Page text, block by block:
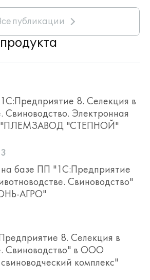
цикла;
качественных
по критериям;
ведомость (отчет) о
случек и осеменений (4-
учета опоросов и
св)", "Книга учета
ремонтного молодняка
публикации
8. Селекция в
Свиноводство. Электронная
"ПЛЕМЗАВОД "СТЕПНОЙ"
базе ПП "1С:Предприятие
Свиноводство"
АГРО"
8. Селекция в
Свиноводство" в ООО
комплекс"